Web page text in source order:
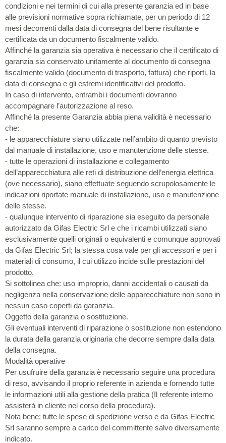
condizioni e nei termini di cui alla presente garanzia ed in base
alle previsioni normative sopra richiamate, per un periodo di 12
mesi decorrenti dalla data di consegna del bene risultante e
certificata da un documento fiscalmente valido.
Affinché la garanzia sia operativa è necessario che il certificato di
garanzia sia conservato unitamente al documento di consegna
fiscalmente valido (documento di trasporto, fattura) che riporti, la
data di consegna e gli estremi identificativi del prodotto.
In caso di intervento, entrambi i documenti dovranno
accompagnare l’autorizzazione al reso.
Affinché la presente Garanzia abbia piena validità è necessario
che:
- le apparecchiature siano utilizzate nell’ambito di quanto previsto
dal manuale di installazione, uso e manutenzione delle stesse.
- tutte le operazioni di installazione e collegamento
dell’apparecchiatura alle reti di distribuzione dell’energia elettrica
(ove necessario), siano effettuate seguendo scrupolosamente le
indicazioni riportate manuale di installazione, uso e manutenzione
delle stesse.
- qualunque intervento di riparazione sia eseguito da personale
autorizzato da Gifas Electric Srl e che i ricambi utilizzati siano
esclusivamente quelli originali o equivalenti e comunque approvati
da Gifas Electric Srl; la stessa cosa vale per gli accessori e per i
materiali di consumo, il cui utilizzo incide sulle prestazioni del
prodotto.
Si sottolinea che: uso improprio, danni accidentali o causati da
negligenza nella conservazione delle apparecchiature non sono in
nessun caso coperti da garanzia.
Oggetto della garanzia o sostituzione.
Gli eventuali interventi di riparazione o sostituzione non estendono
la durata della garanzia originaria che decorre sempre dalla data
della consegna.
Modalità operative
Per usufruire della garanzia è necessario seguire una procedura
di reso, avvisando il proprio referente in azienda e fornendo tutte
le informazioni utili alla gestione della pratica (Il referente interno
assisterà in cliente nel corso della procedura).
Nota bene: tutte le spese di spedizione verso e da Gifas Electric
Srl saranno sempre a carico del committente salvo diversamente
indicato.